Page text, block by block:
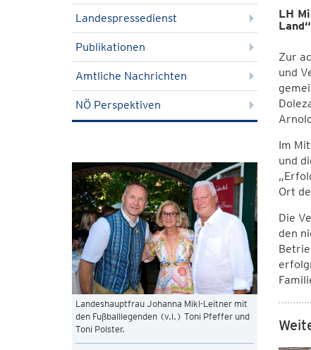
Landespressedienst
Publikationen
Amtliche Nachrichten
NÖ Perspektiven
Landeshauptfrau Johanna Mikl-Leitner mit
den Fußballlegenden (v.l.) Toni Pfeffer und
Toni Polster.
LH
Land“
Zur
und
Im
und
Ort
Die
den